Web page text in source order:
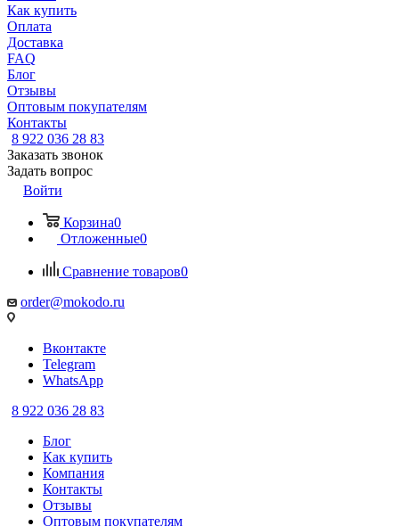
Как купить
Оплата
Доставка
FAQ
Блог
Отзывы
Оптовым покупателям
Контакты
8 922 036 28 83
Заказать звонок
Задать вопрос
Войти
Корзина0
Отложенные0
Сравнение товаров0
order@mokodo.ru
Вконтакте
Telegram
WhatsApp
8 922 036 28 83
Блог
Как купить
Компания
Контакты
Отзывы
Оптовым покупателям